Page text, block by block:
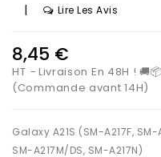
| Lire Les Avis
8,45 €
HT
Livraison En 48H !
(Commande avant 14H)
Galaxy A21S (SM-A217F, SM-
SM-A217M/DS, SM-A217N)